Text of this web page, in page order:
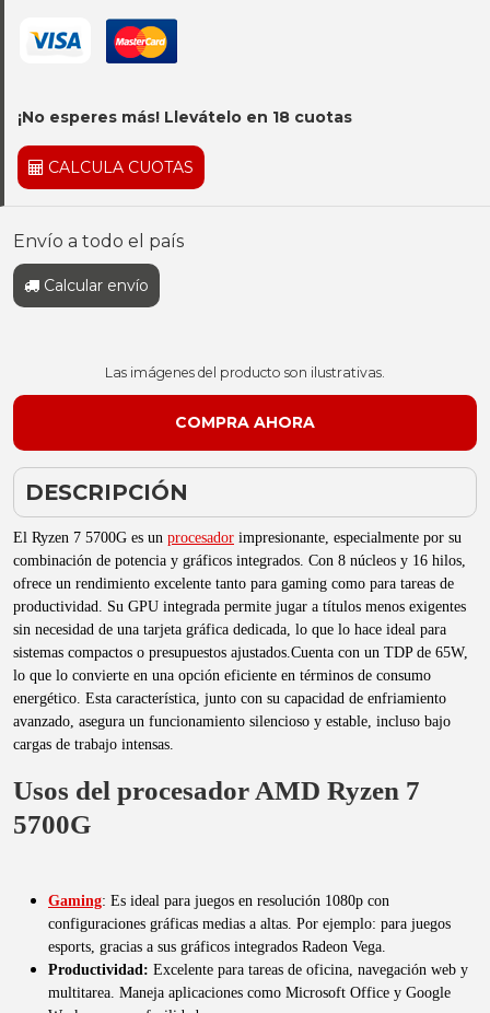
¡No esperes más! Llevátelo en 18 cuotas
CALCULA CUOTAS
Envío a todo el país
Calcular envío
Las imágenes del producto son ilustrativas.
DESCRIPCIÓN
El Ryzen 7 5700G es un procesador impresionante, especialmente por su
combinación de potencia y gráficos integrados. Con 8 núcleos y 16 hilos,
ofrece un rendimiento excelente tanto para gaming como para tareas de
productividad. Su GPU integrada permite jugar a títulos menos exigentes
sin necesidad de una tarjeta gráfica dedicada, lo que lo hace ideal para
sistemas compactos o presupuestos ajustados.Cuenta con un TDP de 65W,
lo que lo convierte en una opción eficiente en términos de consumo
energético. Esta característica, junto con su capacidad de enfriamiento
avanzado, asegura un funcionamiento silencioso y estable, incluso bajo
cargas de trabajo intensas.
Usos del procesador AMD Ryzen 7
5700G
Gaming: Es ideal para juegos en resolución 1080p con
configuraciones gráficas medias a altas. Por ejemplo: para juegos
esports, gracias a sus gráficos integrados Radeon Vega.
Productividad: Excelente para tareas de oficina, navegación web y
multitarea. Maneja aplicaciones como Microsoft Office y Google